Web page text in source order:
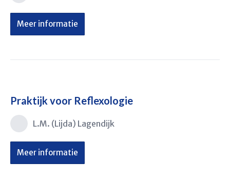
Meer informatie
Praktijk voor Reflexologie
L.M. (Lijda) Lagendijk
Meer informatie